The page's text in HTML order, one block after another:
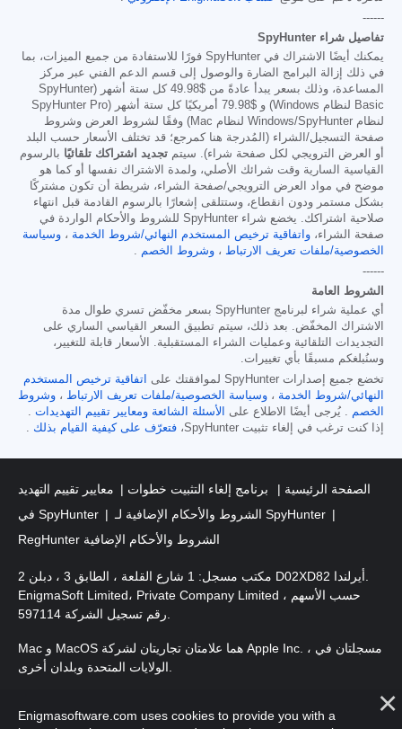
------
تفاصيل شراء SpyHunter
يمكنك أيضًا الاشتراك في SpyHunter فورًا للاستفادة من جميع الميزات، بما
في ذلك إزالة البرامج الضارة والوصول إلى قسم الدعم الفني عبر مركز
المساعدة، وذلك بسعر يبدأ عادةً من $49.98
كل ستة أشهر (SpyHunter
Basic لنظام Windows) و
$79.98
أمريكيًا كل ستة أشهر (SpyHunter Pro
لنظام Windows/SpyHunter لنظام Mac) وفقًا لشروط العرض وشروط
صفحة التسجيل/الشراء (المُدرجة هنا كمرجع؛ قد تختلف الأسعار حسب البلد
أو العرض الترويجي لكل صفحة شراء). سيتم تجديد اشتراكك تلقائيًا بالرسوم
القياسية السارية وقت شرائك الأصلي، ولمدة الاشتراك نفسها أو كما هو
موضح في مواد العرض الترويجي/صفحة الشراء، شريطة أن تكون مشتركًا
بشكل مستمر ودون انقطاع، وستتلقى إشعارًا بالرسوم القادمة قبل انتهاء
صلاحية اشتراكك. يخضع شراء SpyHunter للشروط والأحكام الواردة في
صفحة الشراء، واتفاقية ترخيص المستخدم النهائي/شروط الخدمة ، وسياسة
الخصوصية/ملفات تعريف الارتباط ، وشروط الخصم .
------
الشروط العامة
أي عملية شراء لبرنامج SpyHunter بسعر مخفّض تسري طوال مدة
الاشتراك المخفّض. بعد ذلك، سيتم تطبيق السعر القياسي الساري على
التجديدات التلقائية وعمليات الشراء المستقبلية. الأسعار قابلة للتغيير،
وسنُبلغكم مسبقًا بأي تغييرات.
تخضع جميع إصدارات SpyHunter لموافقتك على
اتفاقية ترخيص المستخدم
النهائي/شروط الخدمة ، وسياسة الخصوصية/ملفات تعريف الارتباط ، وشروط
الخصم . يُرجى أيضًا الاطلاع على الأسئلة الشائعة ومعايير تقييم التهديدات .
إذا كنت ترغب في إلغاء تثبيت SpyHunter،
فتعرّف على كيفية القيام بذلك .
الصفحة الرئيسية برنامج إلغاء التثبيت خطوات
معايير تقييم التهديد
في SpyHunter
الشروط والأحكام الإضافية لـ SpyHunter
RegHunter الشروط والأحكام الإضافية
EnigmaSoft Limited، Private Company Limited حسب الأسهم ،
Mac و MacOS هما علامتان تجاريتان لشركة Apple Inc. ، مسجلتان في
محفوظة.
Enigmasoftware.com uses cookies to provide you with a